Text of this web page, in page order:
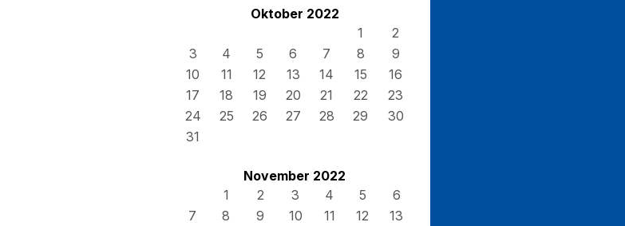
Oktober 2022
1
2
3
4 5 6 7 8
9
10
11 12 13 14 15
16
17
18 19 20 21 22
23
24
25 26 27 28 29
30
31
November 2022
1
2 3 4 5
6
7
8 9 10 11 12
13